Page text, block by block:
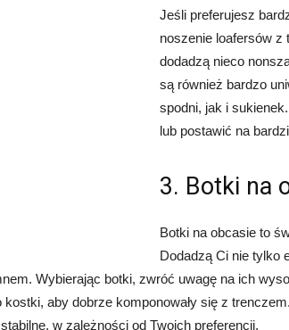
Jeśli preferujesz
noszenie loafersów z
dodadzą nieco
są również bardzo
spodni, jak i
lub postawić na
3. Botki na
Botki na obcasie to
Dodadzą Ci nie tylko
Wybierając botki, zwróć uwagę na ich
kostki, aby dobrze komponowały się z
w zależności od Twoich preferencji.